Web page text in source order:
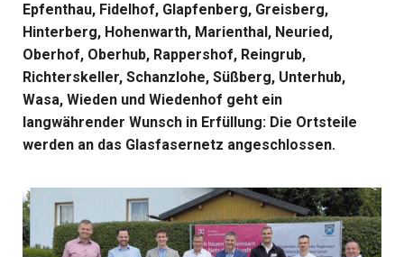
Epfenthau, Fidelhof, Glapfenberg, Greisberg,
Hinterberg, Hohenwarth, Marienthal, Neuried,
Oberhof, Oberhub, Rappershof, Reingrub,
Richterskeller, Schanzlohe, Süßberg, Unterhub,
Wasa, Wieden und Wiedenhof geht ein
langwährender Wunsch in Erfüllung: Die Ortsteile
werden an das Glasfasernetz angeschlossen.